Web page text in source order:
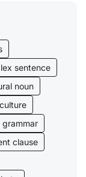
sentence
noun
culture
grammar
clause